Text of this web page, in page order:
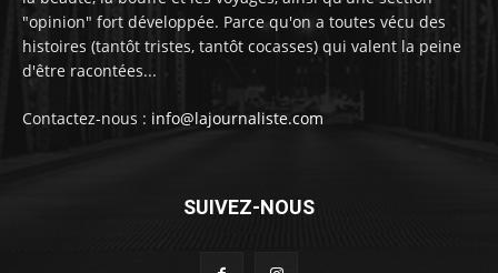
"opinion" fort développée. Parce qu'on a toutes vécu des
histoires (tantôt tristes, tantôt cocasses) qui valent la peine
d'être racontées...
Contactez-nous : info@lajournaliste.com
SUIVEZ-NOUS